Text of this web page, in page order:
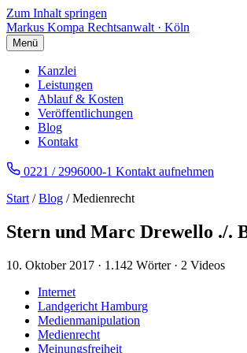
Zum Inhalt springen
Markus Kompa Rechtsanwalt · Köln
Menü
Kanzlei
Leistungen
Ablauf & Kosten
Veröffentlichungen
Blog
Kontakt
0221 / 2996000-1 Kontakt aufnehmen
Start /Blog / Medienrecht
Stern und Marc Drewello ./.
10. Oktober 2017 · 1.142 Wörter · 2 Videos
Internet
Landgericht Hamburg
Medienmanipulation
Medienrecht
Meinungsfreiheit